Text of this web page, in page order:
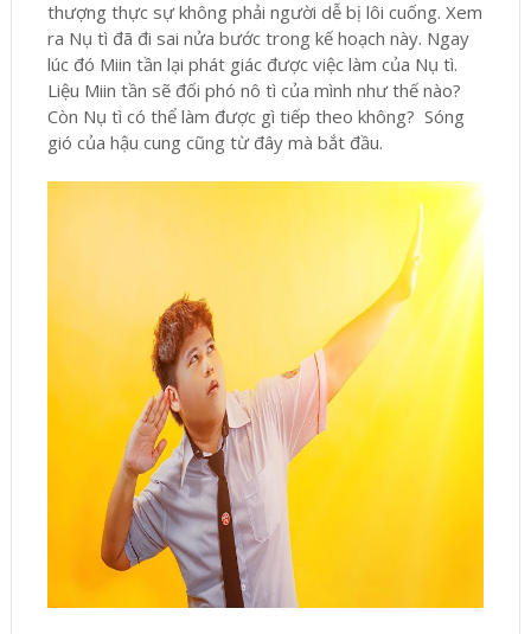
thượng thực sự không phải người dễ bị lôi cuống. Xem
ra Nụ tì đã đi sai nửa bước trong kế hoạch này. Ngay
lúc đó Miin tần lại phát giác được việc làm của Nụ tì.
Liệu Miin tần sẽ đối phó nô tì của mình như thế nào?
Còn Nụ tì có thể làm được gì tiếp theo không? Sóng
gió của hậu cung cũng từ đây mà bắt đầu.